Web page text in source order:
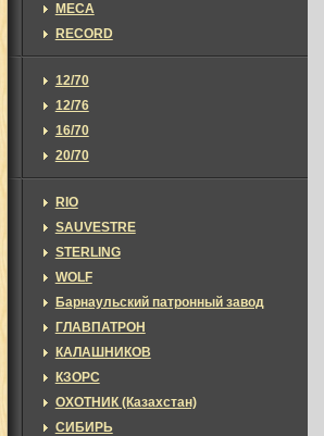
MECA
RECORD
12/70
12/76
16/70
20/70
RIO
SAUVESTRE
STERLING
WOLF
Барнаульский патронный завод
ГЛАВПАТРОН
КАЛАШНИКОВ
КЗОРС
ОХОТНИК (Казахстан)
СИБИРЬ